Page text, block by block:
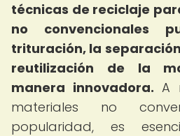
técnicas de reciclaje
no convencionales
trituración, la
reutilización de la
manera innovadora. A
materiales no
popularidad, es